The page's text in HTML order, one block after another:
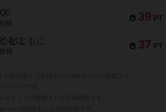
39 PT
稿
37 PT
とともに
稿